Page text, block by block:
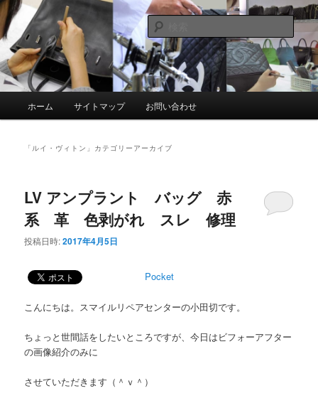
メ
イ
ン
ン
テ
サ
ブ
コ
テ
ン
革製品リペア専門店 スマイルリペ
アセンター
スマイルリペアセンター中の人ブログ
検
索
ホーム サイトマップ お問い合わせ
「 ルイ・ヴィトン 」カテゴリーアーカイブ
LV アンプラント バッグ 赤
系 革 色剥がれ スレ 修理
投稿日時:2017年4月5日
Pocket
こんにちは。スマイルリペアセンターの小田切です。
ちょっと世間話をしたいところですが、今日はビフォーアフター
の画像紹介のみに
させていただきます（＾ｖ＾）